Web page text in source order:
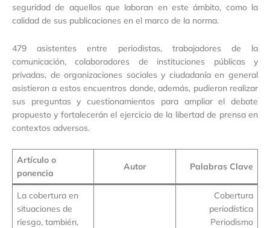
seguridad de aquellos que laboran en este ámbito, como la
calidad de sus publicaciones en el marco de la norma.
479 asistentes entre periodistas, trabajadores de la
comunicación, colaboradores de instituciones públicas y
privadas, de organizaciones sociales y ciudadanía en general
asistieron a estos encuentros donde, además, pudieron realizar
sus preguntas y cuestionamientos para ampliar el debate
propuesto y fortalecerán el ejercicio de la libertad de prensa en
contextos adversos.
Artículo o
ponencia
Autor Palabras Clave
La cobertura en
situaciones de
riesgo, también,
Cobertura
periodística
Periodismo